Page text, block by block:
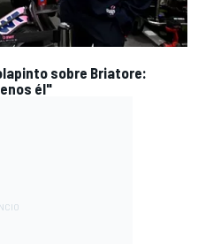
sobre Briatore:
él"